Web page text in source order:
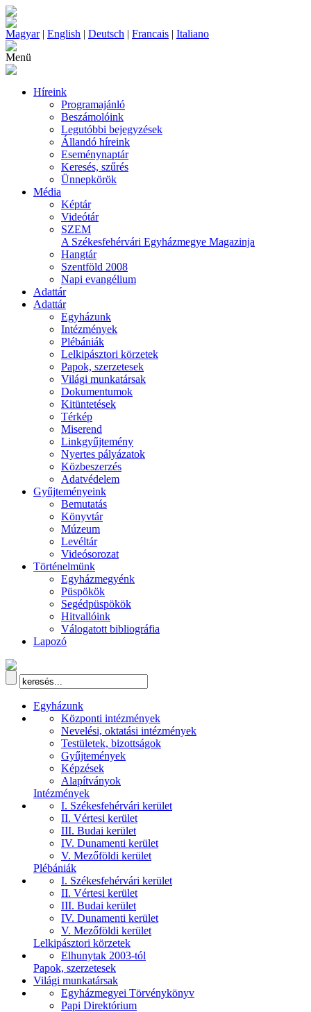
Magyar| English | Deutsch | Francais | Italiano
Menü
Híreink
Programajánló
Beszámolóink
Legutóbbi bejegyzések
Állandó híreink
Eseménynaptár
Keresés, szűrés
Ünnepkörök
Média
Képtár
Videótár
SZEM
A Székesfehérvári Egyházmegye Magazinja
Hangtár
Szentföld 2008
Napi evangélium
Adattár
Adattár
Egyházunk
Intézmények
Plébániák
Lelkipásztori körzetek
Papok, szerzetesek
Világi munkatársak
Dokumentumok
Kitüntetések
Térkép
Miserend
Linkgyűjtemény
Nyertes pályázatok
Közbeszerzés
Adatvédelem
Gyűjteményeink
Bemutatás
Könyvtár
Múzeum
Levéltár
Videósorozat
Történelmünk
Egyházmegyénk
Püspökök
Segédpüspökök
Hitvallóink
Válogatott bibliográfia
Lapozó
Egyházunk
Központi intézmények
Nevelési, oktatási intézmények
Testületek, bizottságok
Gyűjtemények
Képzések
Alapítványok
Intézmények
I. Székesfehérvári kerület
II. Vértesi kerület
III. Budai kerület
IV. Dunamenti kerület
V. Mezőföldi kerület
Plébániák
I. Székesfehérvári kerület
II. Vértesi kerület
III. Budai kerület
IV. Dunamenti kerület
V. Mezőföldi kerület
Lelkipásztori körzetek
Elhunytak 2003-tól
Papok, szerzetesek
Világi munkatársak
Egyházmegyei Törvénykönyv
Papi Direktórium